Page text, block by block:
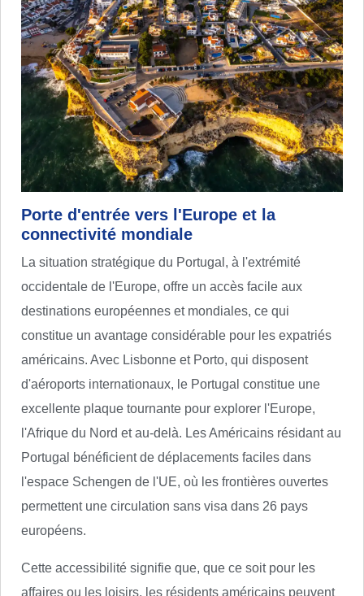
Porte d'entrée vers l'Europe et la
connectivité mondiale
La situation stratégique du Portugal, à l'extrémité
occidentale de l'Europe, offre un accès facile aux
destinations européennes et mondiales, ce qui
constitue un avantage considérable pour les expatriés
américains. Avec Lisbonne et Porto, qui disposent
d'aéroports internationaux, le Portugal constitue une
excellente plaque tournante pour explorer l'Europe,
l'Afrique du Nord et au-delà. Les Américains résidant au
Portugal bénéficient de déplacements faciles dans
l'espace Schengen de l'UE, où les frontières ouvertes
permettent une circulation sans visa dans 26 pays
européens.
Cette accessibilité signifie que, que ce soit pour les
affaires ou les loisirs, les résidents américains peuvent